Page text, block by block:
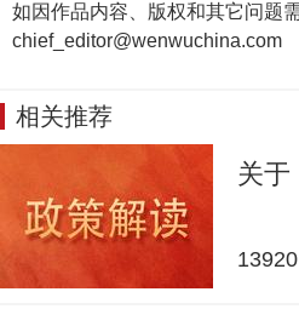
如因作品内容、版权和其它问题
chief_editor@wenwuchina.com
相关推荐
关于